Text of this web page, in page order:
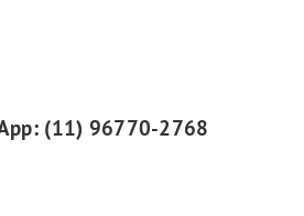
(11) 96770-2768